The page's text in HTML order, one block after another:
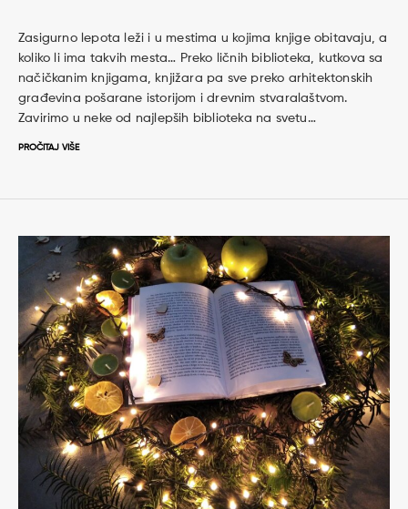
Zasigurno lepota leži i u mestima u kojima knjige obitavaju, a
koliko li ima takvih mesta… Preko ličnih biblioteka, kutkova sa
načičkanim knjigama, knjižara pa sve preko arhitektonskih
građevina pošarane istorijom i drevnim stvaralaštvom.
Zavirimo u neke od najlepših biblioteka na svetu…
PROČITAJ VIŠE